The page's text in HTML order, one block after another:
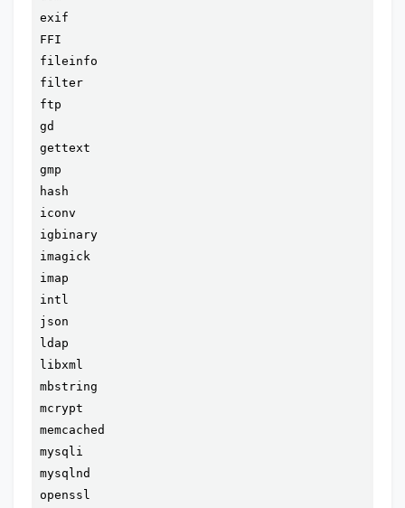
exif
FFI
fileinfo
filter
ftp
gd
gettext
gmp
hash
iconv
igbinary
imagick
imap
intl
json
ldap
libxml
mbstring
mcrypt
memcached
mysqli
mysqlnd
openssl